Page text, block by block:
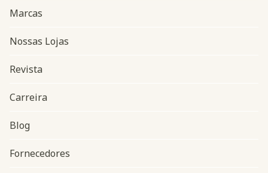
Navegação do rodapé
Marcas
Nossas Lojas
Revista
Carreira
Blog
Fornecedores